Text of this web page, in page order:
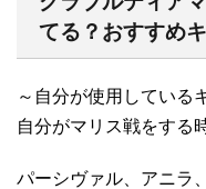
てる？おすすめ
～自分が使用している
自分がマリス戦をする
パーシヴァル、アニラ